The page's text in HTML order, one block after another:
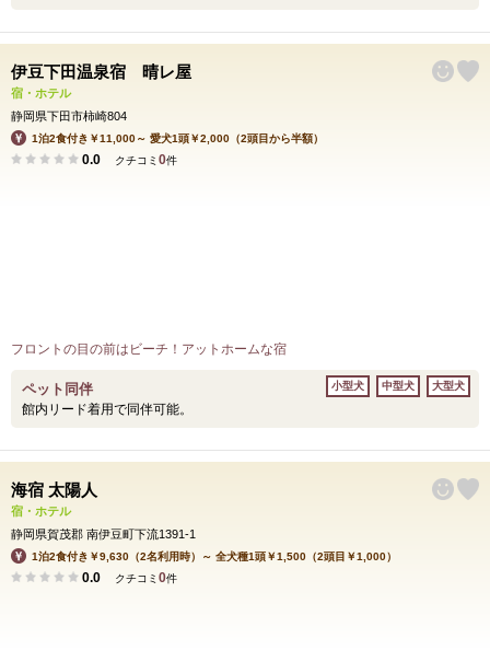
伊豆下田温泉宿 晴レ屋
宿・ホテル
静岡県下田市柿崎804
1泊2食付き￥11,000～ 愛犬1頭￥2,000（2頭目から半額）
0.0 クチコミ 0件
フロントの目の前はビーチ！アットホームな宿
ペット同伴
館内リード着用で同伴可能。
小型犬 中型犬 大型犬
海宿 太陽人
宿・ホテル
静岡県賀茂郡 南伊豆町下流1391-1
1泊2食付き￥9,630（2名利用時）～ 全犬種1頭￥1,500（2頭目￥1,000）
0.0 クチコミ 0件